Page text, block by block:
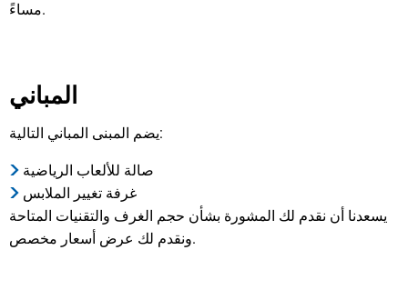
مساءً.
المباني
يضم المبنى المباني التالية:
صالة للألعاب الرياضية
غرفة تغيير الملابس
يسعدنا أن نقدم لك المشورة بشأن حجم الغرف والتقنيات المتاحة
ونقدم لك عرض أسعار مخصص.